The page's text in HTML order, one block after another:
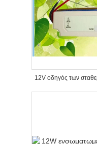
12V οδηγός των